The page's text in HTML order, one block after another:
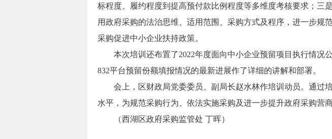
标程度、履约程度到提高预付款比例程度等多维度考核要求；三
用政府采购的法治思维、适用范围、采购方式及程序，进一步规
采购促进中小企业扶持政策。
本次培训还布置了2022年度面向中小企业预留项目执行情况
832平台预留份额填报情况的最新进展作了详细的讲解和部署。
会上，区财政局党委委员、副局长赵水林作培训动员。通过
水平，为规范采购行为、依法实施采购及进一步提升政府采购营
（西湖区政府采购监管处 丁晖）